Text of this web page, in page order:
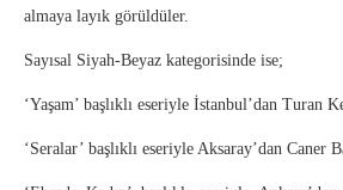
almaya layık görüldüler.
Sayısal Siyah-Beyaz kategorisinde ise;
‘Yaşam’ başlıklı eseriyle İstanbul’dan Turan
‘Seralar’ başlıklı eseriyle Aksaray’dan Caner